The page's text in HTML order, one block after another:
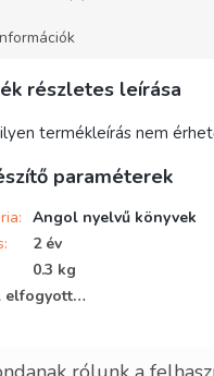
részletes leírása
termékleírás nem
paraméterek
: Angol nyelvű könyvek
:
2 év
0.3 kg
elfogyott…